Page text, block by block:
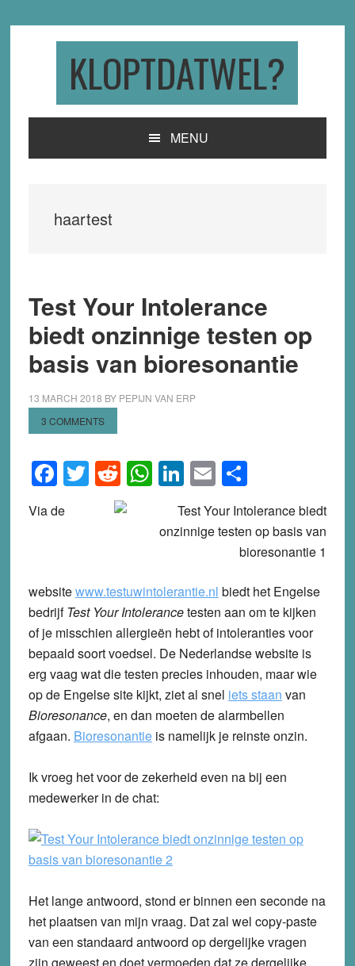
KLOPTDATWEL?
MENU
haartest
Test Your Intolerance
biedt onzinnige testen op
basis van bioresonantie
13 MARCH 2018 BY PEPIJN VAN ERP
3 COMMENTS
Facebook
Twitter
Reddit
WhatsApp
LinkedIn
EmailShare
Via de
websitewww.testuwintolerantie.nl biedt het Engelse
bedrijfTest Your Intolerancetesten aan om te kijken
of je misschien allergieën hebt of intoleranties voor
bepaald soort voedsel. De Nederlandse website is
erg vaag wat die testen precies inhouden, maar wie
op de Engelse site kijkt, ziet al snel iets staan van
Bioresonance, en dan moeten de alarmbellen
afgaan. Bioresonantieis namelijk je reinste onzin.
Ik vroeg het voor de zekerheid even na bij een
medewerker in de chat:
Het lange antwoord, stond er binnen een seconde na
het plaatsen van mijn vraag. Dat zal wel copy-paste
van een standaard antwoord op dergelijke vragen
zijn geweest en doet vermoeden dat ze dergelijke